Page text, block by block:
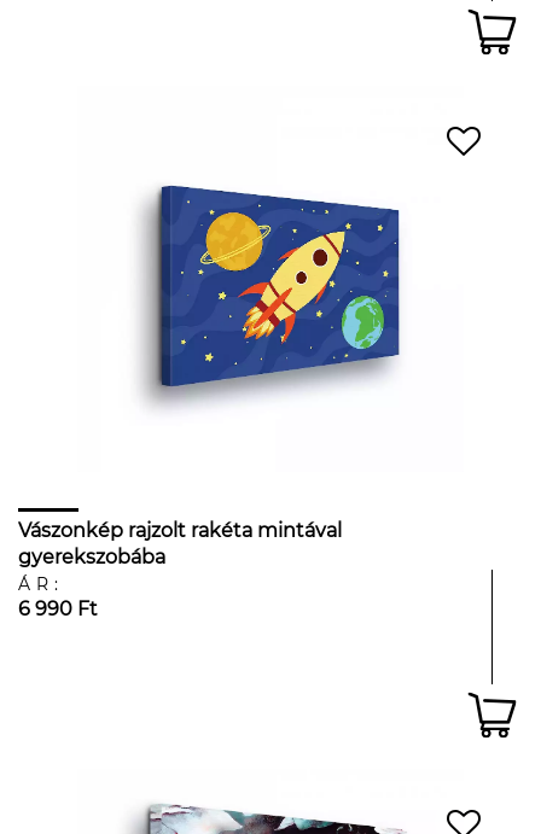
Vászonkép rajzolt rakéta mintával
gyerekszobába
ÁR:
6 990 Ft